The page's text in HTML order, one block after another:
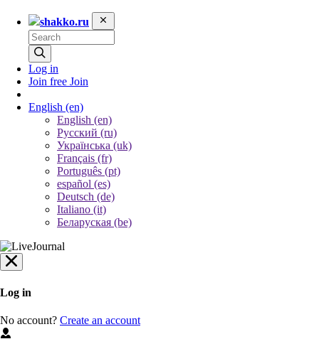
shakko.ru
Log in
Join free Join
English (en)
English (en)
Русский (ru)
Українська (uk)
Français (fr)
Português (pt)
español (es)
Deutsch (de)
Italiano (it)
Беларуская (be)
Log in
No account? Create an account